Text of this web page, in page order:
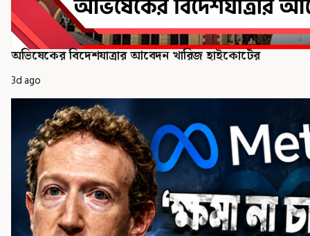
অভিষেকের বিদেশযাত্রার আবেদন খারিজ হাইকোর্টের
3d ago